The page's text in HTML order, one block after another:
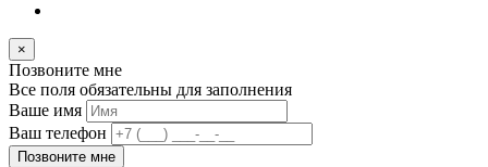
×
Позвоните мне
Все поля обязательны для заполнения
Ваше имя
Ваш телефон
Позвоните мне